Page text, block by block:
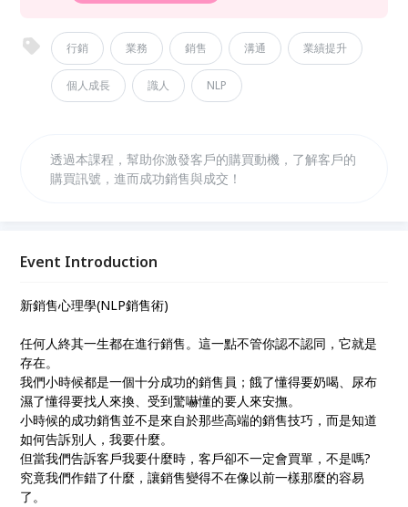
行銷 業務 銷售 溝通 業績提升
個人成長 識人 NLP
透過本課程，幫助你激發客戶的購買動機，了解客戶的
購買訊號，進而成功銷售與成交！
Event Introduction
新銷售心理學(NLP銷售術)
任何人終其一生都在進行銷售。這一點不管你認不認同，它就是
存在。
我們小時候都是一個十分成功的銷售員；餓了懂得要奶喝、尿布
濕了懂得要找人來換、受到驚嚇懂的要人來安撫。
小時候的成功銷售並不是來自於那些高端的銷售技巧，而是知道
如何告訴別人，我要什麼。
但當我們告訴客戶我要什麼時，客戶卻不一定會買單，不是嗎?
究竟我們作錯了什麼，讓銷售變得不在像以前一樣那麼的容易
了。